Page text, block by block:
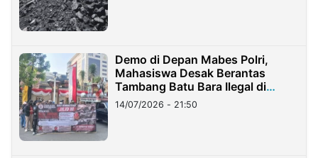
Demo di Depan Mabes Polri,
Mahasiswa Desak Berantas
Tambang Batu Bara Ilegal di
Lampung
14/07/2026 - 21:50